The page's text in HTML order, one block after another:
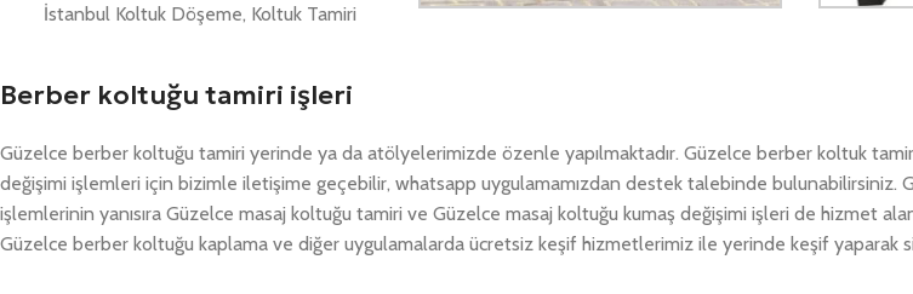
İstanbul Koltuk Döşeme, Koltuk Tamiri
Berber koltuğu tamiri işleri
Güzelce berber koltuğu tamiri yerinde ya da atölyelerimizde özenle yapılmaktadır. Güzelce berber koltuk
değişimi işlemleri için bizimle iletişime geçebilir, whatsapp uygulamamızdan destek talebinde bulunabilirsiniz.
işlemlerinin yanısıra Güzelce masaj koltuğu tamiri ve Güzelce masaj koltuğu kumaş değişimi işleri de hizmet
Güzelce berber koltuğu kaplama ve diğer uygulamalarda ücretsiz keşif hizmetlerimiz ile yerinde keşif yaparak